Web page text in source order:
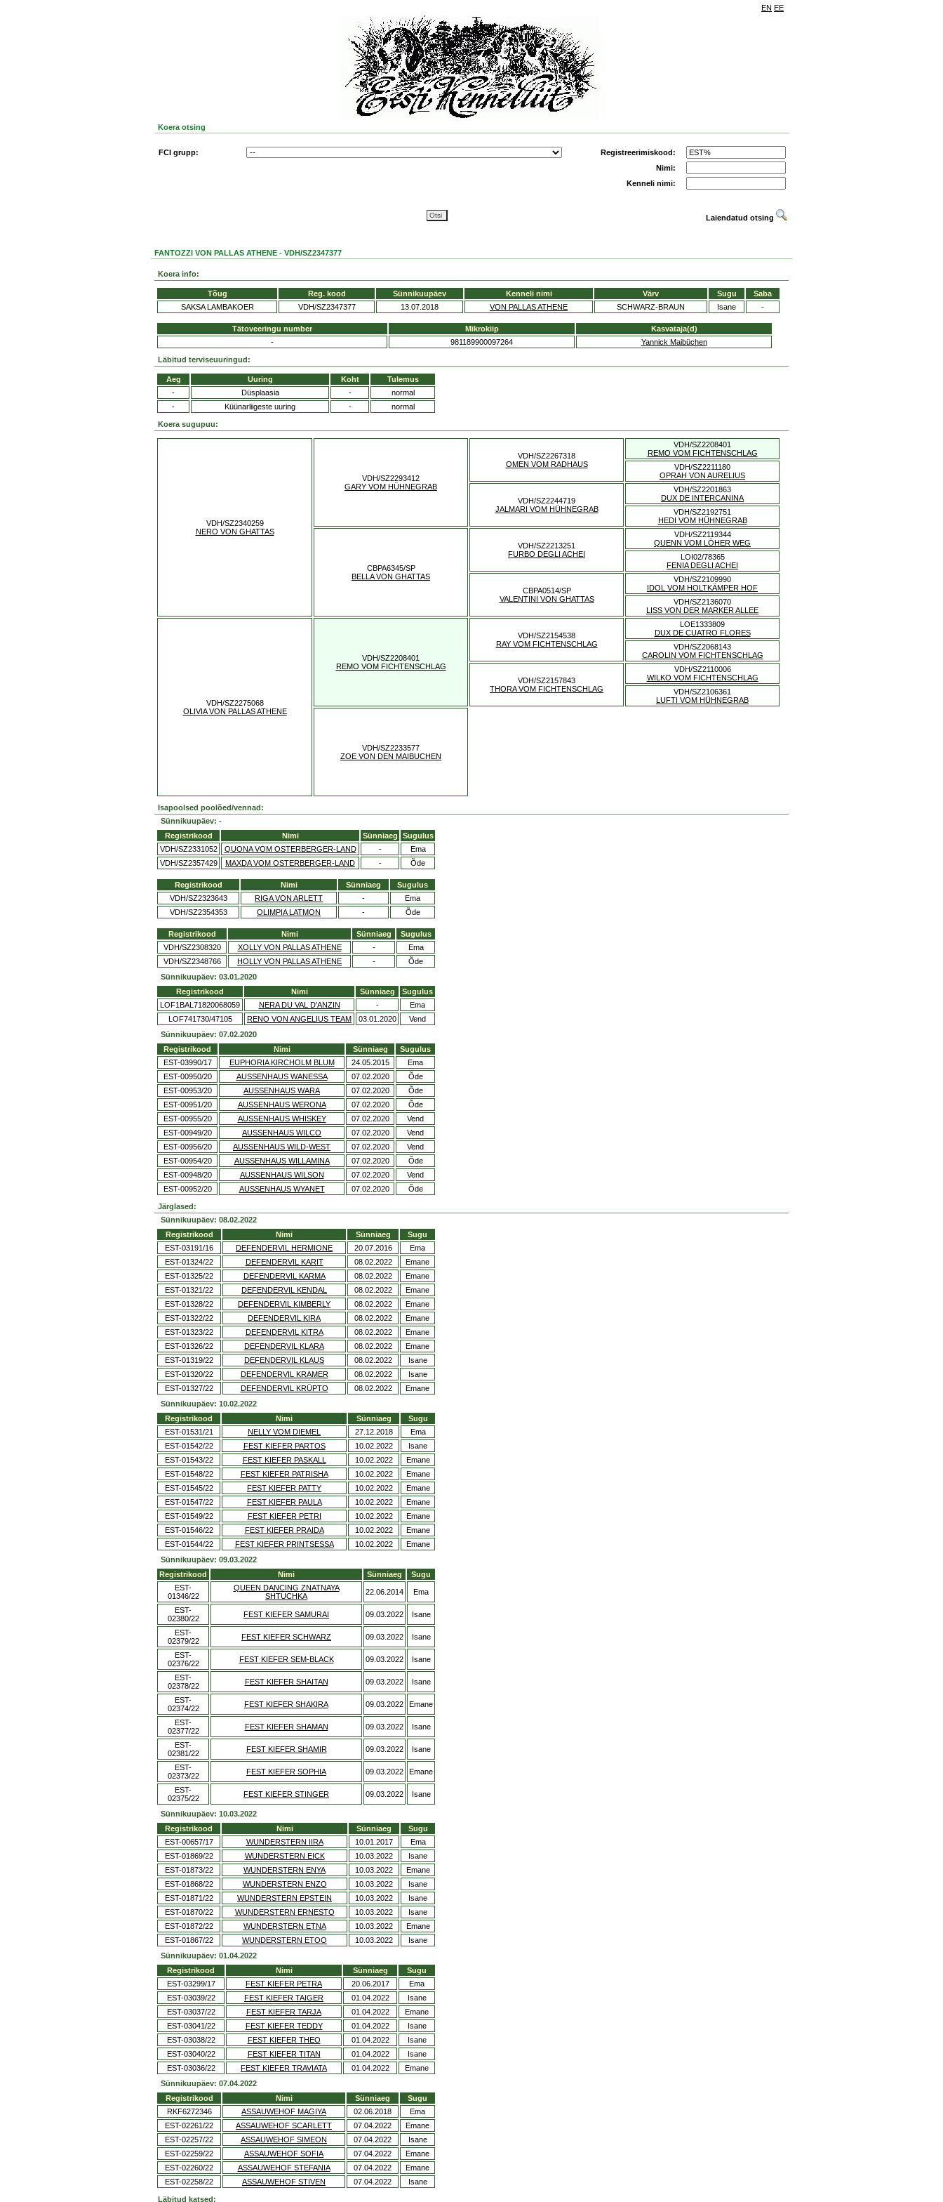
EN EE
Koera otsing
FCI grupp:
Registreerimiskood:
Nimi:
Kenneli nimi:
Laiendatud otsing
FANTOZZI VON PALLAS ATHENE - VDH/SZ2347377
Koera info:
Tõug Reg. kood Sünnikuupäev Kenneli nimi Värv Sugu
Saba
SAKSA LAMBAKOER
VDH/SZ2347377 13.07.2018 VON PALLAS ATHENE SCHWARZ-BRAUN Isane -
Tätoveeringu number Mikrokiip
Kasvataja(d)
-
981189900097264 Yannick Maibüchen
Läbitud terviseuuringud:
Aeg Uuring Koht
Tulemus
-
Düsplaasia -
normal
-
Küünarliigeste uuring - normal
Koera sugupuu:
VDH/SZ2340259
NERO VON GHATTAS
VDH/SZ2293412
GARY VOM HÜHNEGRAB
VDH/SZ2267318
OMEN VOM RADHAUS
VDH/SZ2208401
REMO VOM FICHTENSCHLAG
VDH/SZ2211180
OPRAH VON AURELIUS
VDH/SZ2244719
JALMARI VOM HÜHNEGRAB
VDH/SZ2201863
DUX DE INTERCANINA
VDH/SZ2192751
HEDI VOM HÜHNEGRAB
CBPA6345/SP
BELLA VON GHATTAS
VDH/SZ2213251
FURBO DEGLI ACHEI
VDH/SZ2119344
QUENN VOM LÖHER WEG
LOI02/78365
FENIA DEGLI ACHEI
CBPA0514/SP
VALENTINI VON GHATTAS
VDH/SZ2109990
IDOL VOM HOLTKÄMPER HOF
VDH/SZ2136070
LISS VON DER MARKER ALLEE
VDH/SZ2275068
OLIVIA VON PALLAS ATHENE
VDH/SZ2208401
REMO VOM FICHTENSCHLAG
VDH/SZ2154538
RAY VOM FICHTENSCHLAG
LOE1333809
DUX DE CUATRO FLORES
VDH/SZ2068143
CAROLIN VOM FICHTENSCHLAG
VDH/SZ2157843
THORA VOM FICHTENSCHLAG
VDH/SZ2110006
WILKO VOM FICHTENSCHLAG
VDH/SZ2106361
LUFTI VOM HÜHNEGRAB
VDH/SZ2233577
ZOE VON DEN MAIBUCHEN
Isapoolsed poolõed/vennad:
Sünnikuupäev: -
Registrikood
Nimi Sünniaeg
Sugulus
VDH/SZ2331052
QUONA VOM OSTERBERGER-LAND -
Ema
VDH/SZ2357429
MAXDA VOM OSTERBERGER-LAND - Õde
Registrikood Nimi Sünniaeg
Sugulus
VDH/SZ2323643
RIGA VON ARLETT -
Ema
VDH/SZ2354353
OLIMPIA LATMON - Õde
Registrikood Nimi Sünniaeg
Sugulus
VDH/SZ2308320
XOLLY VON PALLAS ATHENE -
Ema
VDH/SZ2348766
HOLLY VON PALLAS ATHENE -
Õde
Sünnikuupäev: 03.01.2020
Registrikood
Nimi Sünniaeg
Sugulus
LOF1BAL71820068059
NERA DU VAL D'ANZIN -
Ema
LOF741730/47105
RENO VON ANGELIUS TEAM 03.01.2020
Vend
Sünnikuupäev: 07.02.2020
Registrikood
Nimi Sünniaeg
Sugulus
EST-03990/17
EUPHORIA KIRCHOLM BLUM 24.05.2015
Ema
EST-00950/20
AUSSENHAUS WANESSA 07.02.2020
Õde
EST-00953/20
AUSSENHAUS WARA 07.02.2020
Õde
EST-00951/20
AUSSENHAUS WERONA 07.02.2020
Õde
EST-00955/20
AUSSENHAUS WHISKEY 07.02.2020
Vend
EST-00949/20
AUSSENHAUS WILCO 07.02.2020
Vend
EST-00956/20
AUSSENHAUS WILD-WEST 07.02.2020
Vend
EST-00954/20
AUSSENHAUS WILLAMINA 07.02.2020
Õde
EST-00948/20
AUSSENHAUS WILSON 07.02.2020
Vend
EST-00952/20
AUSSENHAUS WYANET 07.02.2020 Õde
Järglased:
Sünnikuupäev: 08.02.2022
Registrikood
Nimi Sünniaeg
Sugu
EST-03191/16
DEFENDERVIL HERMIONE 20.07.2016
Ema
EST-01324/22
DEFENDERVIL KARIT 08.02.2022
Emane
EST-01325/22
DEFENDERVIL KARMA 08.02.2022
Emane
EST-01321/22
DEFENDERVIL KENDAL 08.02.2022
Emane
EST-01328/22
DEFENDERVIL KIMBERLY 08.02.2022
Emane
EST-01322/22
DEFENDERVIL KIRA 08.02.2022
Emane
EST-01323/22
DEFENDERVIL KITRA 08.02.2022
Emane
EST-01326/22
DEFENDERVIL KLARA 08.02.2022
Emane
EST-01319/22
DEFENDERVIL KLAUS 08.02.2022
Isane
EST-01320/22
DEFENDERVIL KRAMER 08.02.2022
Isane
EST-01327/22
DEFENDERVIL KRÜPTO 08.02.2022
Emane
Sünnikuupäev: 10.02.2022
Registrikood
Nimi Sünniaeg
Sugu
EST-01531/21
NELLY VOM DIEMEL 27.12.2018
Ema
EST-01542/22
FEST KIEFER PARTOS 10.02.2022
Isane
EST-01543/22
FEST KIEFER PASKALL 10.02.2022
Emane
EST-01548/22
FEST KIEFER PATRISHA 10.02.2022
Emane
EST-01545/22
FEST KIEFER PATTY 10.02.2022
Emane
EST-01547/22
FEST KIEFER PAULA 10.02.2022
Emane
EST-01549/22
FEST KIEFER PETRI 10.02.2022
Emane
EST-01546/22
FEST KIEFER PRAIDA 10.02.2022
Emane
EST-01544/22
FEST KIEFER PRINTSESSA 10.02.2022
Emane
Sünnikuupäev: 09.03.2022
Registrikood
Nimi Sünniaeg
Sugu
EST-
01346/22
QUEEN DANCING ZNATNAYA
SHTUCHKA
22.06.2014 Ema
EST-
02380/22
FEST KIEFER SAMURAI 09.03.2022 Isane
EST-
02379/22
FEST KIEFER SCHWARZ 09.03.2022 Isane
EST-
02376/22
FEST KIEFER SEM-BLACK 09.03.2022 Isane
EST-
02378/22
FEST KIEFER SHAITAN 09.03.2022 Isane
EST-
02374/22
FEST KIEFER SHAKIRA 09.03.2022 Emane
EST-
02377/22
FEST KIEFER SHAMAN 09.03.2022 Isane
EST-
02381/22
FEST KIEFER SHAMIR 09.03.2022 Isane
EST-
02373/22
FEST KIEFER SOPHIA 09.03.2022 Emane
EST-
02375/22
FEST KIEFER STINGER 09.03.2022 Isane
Sünnikuupäev: 10.03.2022
Registrikood
Nimi Sünniaeg
Sugu
EST-00657/17
WUNDERSTERN IIRA 10.01.2017
Ema
EST-01869/22
WUNDERSTERN EICK 10.03.2022
Isane
EST-01873/22
WUNDERSTERN ENYA 10.03.2022
Emane
EST-01868/22
WUNDERSTERN ENZO 10.03.2022
Isane
EST-01871/22
WUNDERSTERN EPSTEIN 10.03.2022
Isane
EST-01870/22
WUNDERSTERN ERNESTO 10.03.2022
Isane
EST-01872/22
WUNDERSTERN ETNA 10.03.2022
Emane
EST-01867/22
WUNDERSTERN ETOO 10.03.2022
Isane
Sünnikuupäev: 01.04.2022
Registrikood
Nimi Sünniaeg
Sugu
EST-03299/17
FEST KIEFER PETRA 20.06.2017
Ema
EST-03039/22
FEST KIEFER TAIGER 01.04.2022
Isane
EST-03037/22
FEST KIEFER TARJA 01.04.2022
Emane
EST-03041/22
FEST KIEFER TEDDY 01.04.2022
Isane
EST-03038/22
FEST KIEFER THEO 01.04.2022
Isane
EST-03040/22
FEST KIEFER TITAN 01.04.2022
Isane
EST-03036/22
FEST KIEFER TRAVIATA 01.04.2022
Emane
Sünnikuupäev: 07.04.2022
Registrikood
Nimi Sünniaeg
Sugu
RKF6272346
ASSAUWEHOF MAGIYA 02.06.2018
Ema
EST-02261/22
ASSAUWEHOF SCARLETT 07.04.2022
Emane
EST-02257/22
ASSAUWEHOF SIMEON 07.04.2022
Isane
EST-02259/22
ASSAUWEHOF SOFIA 07.04.2022
Emane
EST-02260/22
ASSAUWEHOF STEFANIA 07.04.2022
Emane
EST-02258/22
ASSAUWEHOF STIVEN 07.04.2022 Isane
Läbitud katsed: